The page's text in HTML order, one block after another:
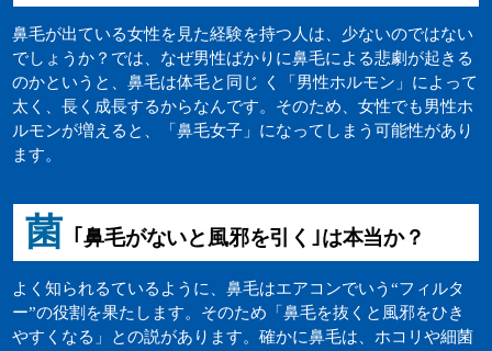
鼻毛が出ている女性を見た経験を持つ人は、少ないのではない
でしょうか？では、なぜ男性ばかりに鼻毛による悲劇が起きる
のかというと、鼻毛は体毛と同じ く「男性ホルモン」によって
太く、長く成長するからなんです。そのため、女性でも男性ホ
ルモンが増えると、「鼻毛女子」になってしまう可能性があり
ます。
菌 ｢鼻毛がないと風邪を引く｣は本当か？
よく知られるているように、鼻毛はエアコンでいう“フィルタ
ー”の役割を果たします。そのため「鼻毛を抜くと風邪をひき
やすくなる」との説があります。確かに鼻毛は、ホコリや細菌